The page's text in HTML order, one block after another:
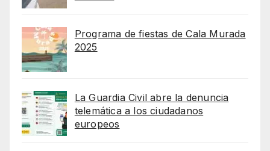
Programa de fiestas de Cala Murada
2025
La Guardia Civil abre la denuncia
telemática a los ciudadanos
europeos